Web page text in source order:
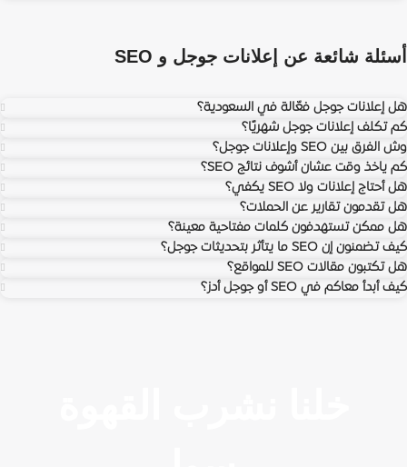
أسئلة شائعة عن إعلانات جوجل و SEO
هل إعلانات جوجل فعّالة في السعودية؟
كم تكلف إعلانات جوجل شهريًا؟
وش الفرق بين SEO وإعلانات جوجل؟
كم ياخذ وقت عشان أشوف نتائج SEO؟
هل أحتاج إعلانات ولا SEO يكفي؟
هل تقدمون تقارير عن الحملات؟
هل ممكن تستهدفون كلمات مفتاحية معينة؟
كيف تضمنون إن SEO ما يتأثر بتحديثات جوجل؟
هل تكتبون مقالات SEO للمواقع؟
كيف أبدأ معاكم في SEO أو جوجل أدز؟